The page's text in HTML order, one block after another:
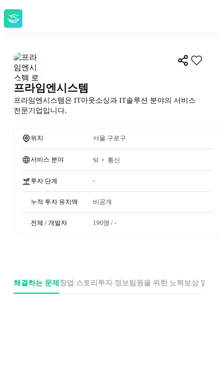
프라임엔시스템
프라임엔시스템은 IT아웃소싱과 IT솔루션 분야의 서비스
전문기업입니다.
위치 서울 구로구
서비스 분야 SI ‧ 통신
투자 단계 -
누적 투자 유치액 비공개
전체 / 개발자 190명 / -
해결하는 문제 창업 스토리 투자 정보 팀원을 위한 노력 보상 및